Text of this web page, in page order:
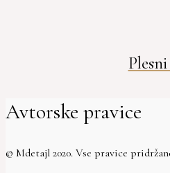
Avtorske pravice
© Mdetajl 2020. Vse pravice